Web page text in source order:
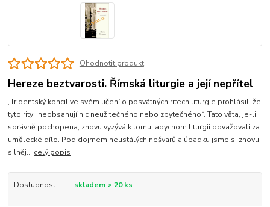
Ohodnotit produkt
Hereze beztvarosti. Římská liturgie a její nepřítel
„Tridentský koncil ve svém učení o posvátných ritech liturgie prohlásil, že
tyto rity „neobsahují nic neužitečného nebo zbytečného“. Tato věta, je-li
správně pochopena, znovu vyzývá k tomu, abychom liturgii považovali za
umělecké dílo. Pod dojmem neustálých nešvarů a úpadku jsme si znovu
silněj... celý popis
Dostupnost skladem > 20 ks